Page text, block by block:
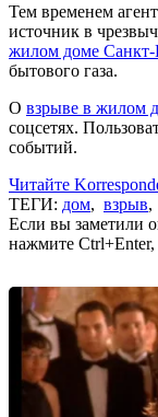
Тем временем
источник в
жилом доме Санкт-
бытового газа.
О взрыве в жилом
соцсетях.
событий.
Читайте
ТЕГИ: дом, взрыв,
Если вы заметили
нажмите